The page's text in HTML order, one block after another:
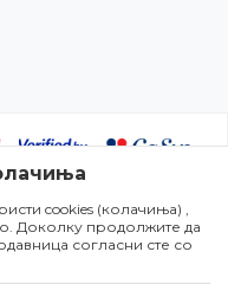
во описот на
и самите цени,но не
се комплетни и
сајтот се дел од нашата
cookies (колачиња) ,
Доколку продолжите да
согласни сте со